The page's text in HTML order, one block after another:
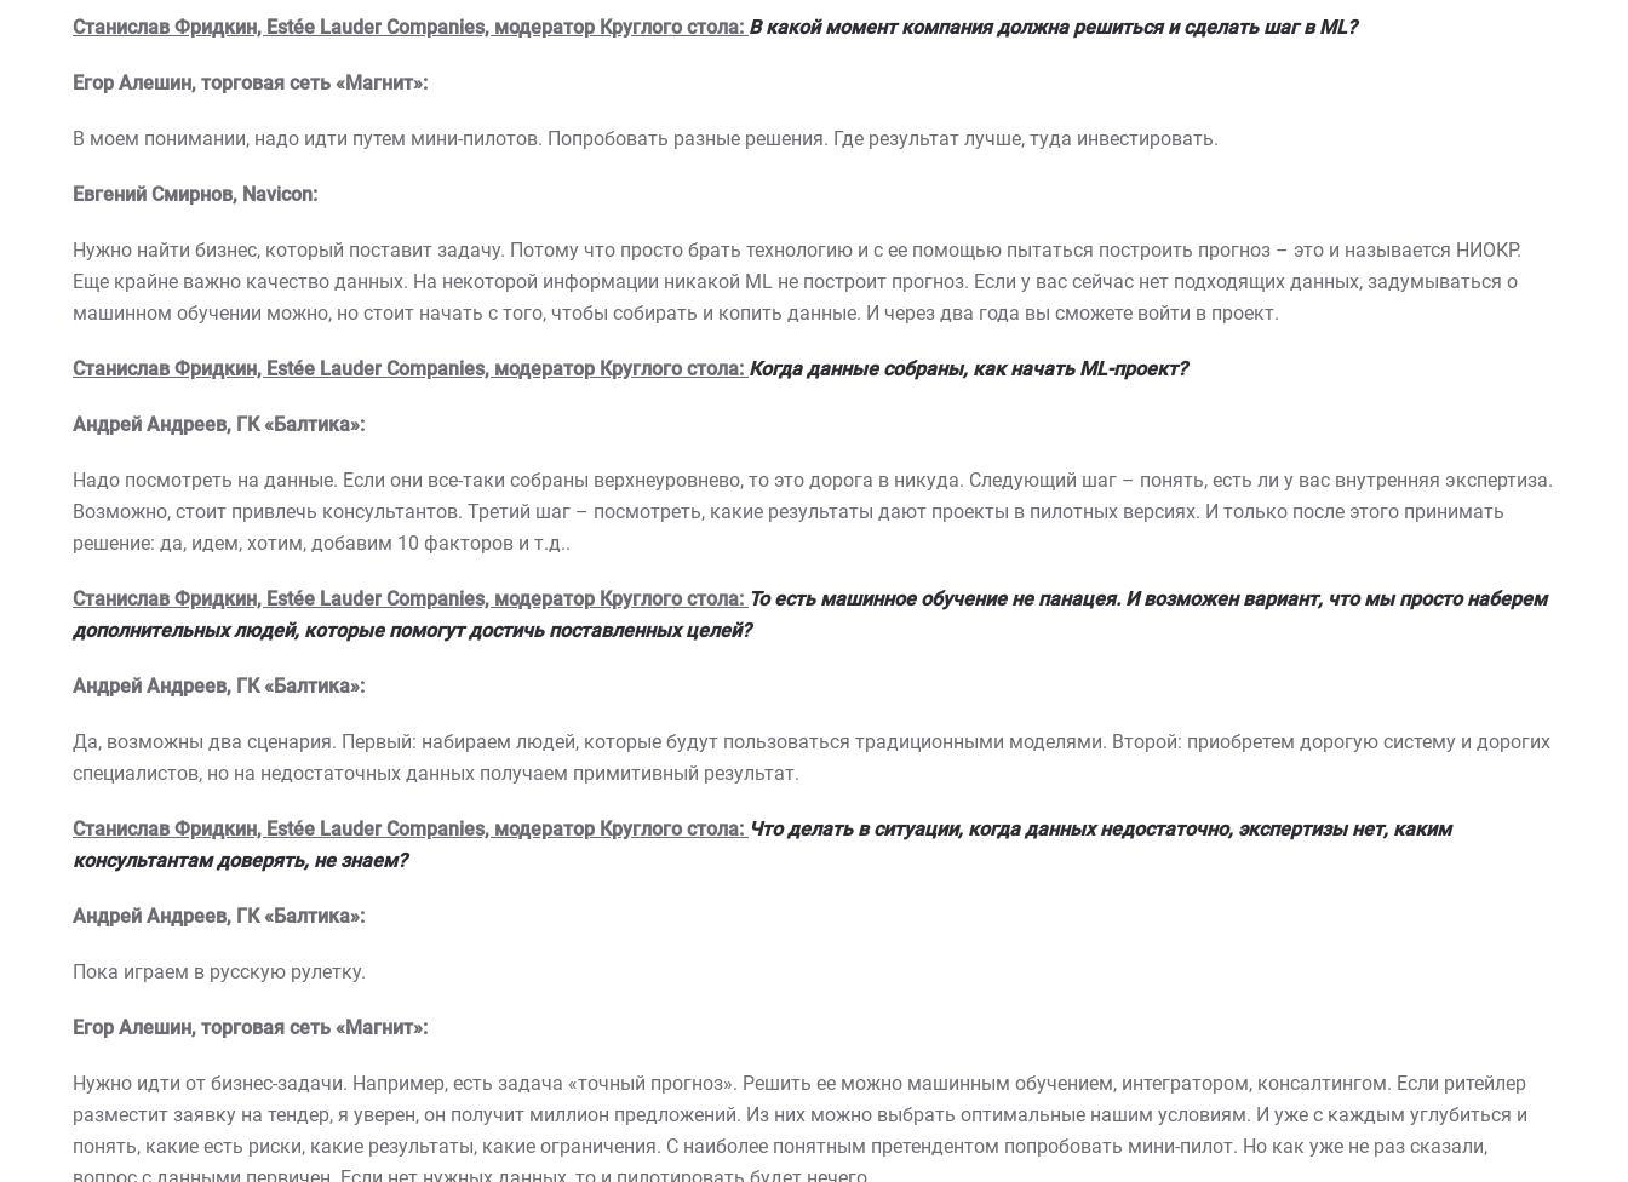
Станислав Фридкин, Estée Lauder Companies, модератор Круглого стола: В какой момент компания должна решиться и сделать шаг вML?
Егор Алешин, торговая сеть «Магнит»:
В моем понимании, надо идти путем мини-пилотов. Попробовать разные решения. Где результат лучше, туда инвестировать.
Евгений Смирнов, Navicon:
Нужно найти бизнес, который поставит задачу. Потому что просто брать технологию и с ее помощью пытаться построить прогноз – это и называется НИОКР.
Еще крайне важно качество данных. На некоторой информации никакой ML не построит прогноз. Если у вас сейчас нет подходящих данных, задумываться о
машинном обучении можно, но стоит начать с того, чтобы собирать и копить данные. И через два года вы сможете войти в проект.
Станислав Фридкин, Estée Lauder Companies, модератор Круглого стола: Когда данные собраны, как начать ML-проект?
Андрей Андреев, ГК «Балтика»:
Надо посмотреть на данные. Если они все-таки собраны верхнеуровнево, то это дорога в никуда. Следующий шаг – понять, есть ли у вас внутренняя экспертиза.
Возможно, стоит привлечь консультантов. Третий шаг – посмотреть, какие результаты дают проекты в пилотных версиях. И только после этого принимать
решение: да, идем, хотим, добавим 10 факторов и т.д..
Станислав Фридкин, Estée Lauder Companies, модератор Круглого стола: То есть машинное обучение не панацея. И возможен вариант, что мы просто наберем
дополнительных людей, которые помогут достичь поставленных целей?
Андрей Андреев, ГК «Балтика»:
Да, возможны два сценария. Первый: набираем людей, которые будут пользоваться традиционными моделями. Второй: приобретем дорогую систему и дорогих
специалистов, но на недостаточных данных получаем примитивный результат.
Станислав Фридкин, Estée Lauder Companies, модератор Круглого стола: Что делать в ситуации, когда данных недостаточно, экспертизы нет, каким
консультантам доверять, не знаем?
Андрей Андреев, ГК «Балтика»:
Пока играем в русскую рулетку.
Егор Алешин, торговая сеть «Магнит»:
Нужно идти от бизнес-задачи. Например, есть задача «точный прогноз». Решить ее можно машинным обучением, интегратором, консалтингом. Если ритейлер
разместит заявку на тендер, я уверен, он получит миллион предложений. Из них можно выбрать оптимальные нашим условиям. И уже с каждым углубиться и
понять, какие есть риски, какие результаты, какие ограничения. С наиболее понятным претендентом попробовать мини-пилот. Но как уже не раз сказали,